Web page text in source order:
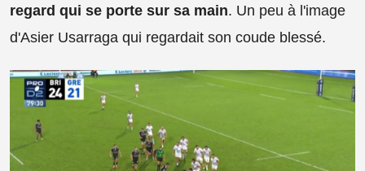
regard qui se porte sur sa main. Un peu à l'image
d'Asier Usarraga qui regardait son coude blessé.